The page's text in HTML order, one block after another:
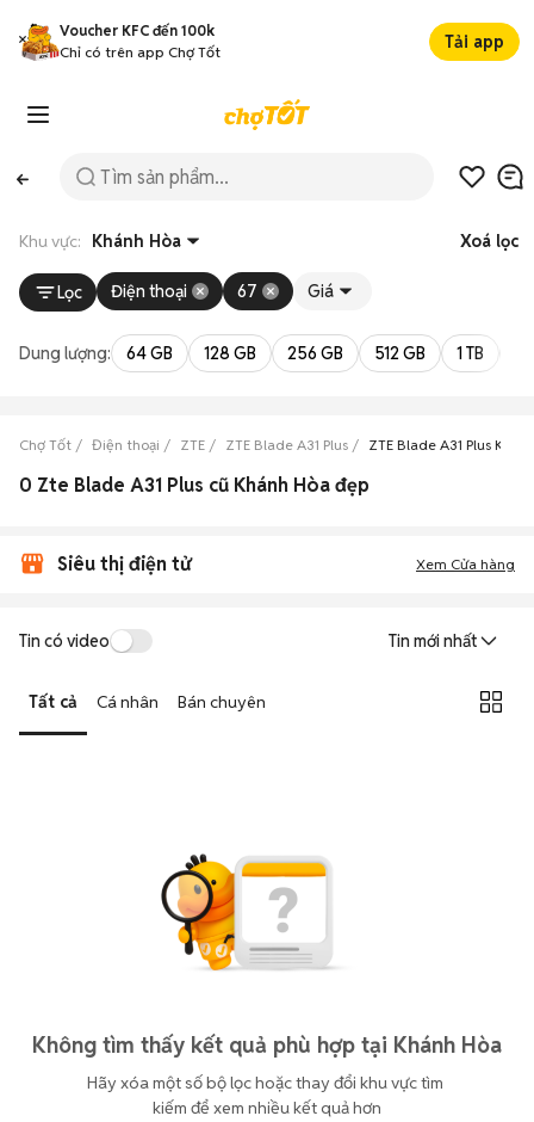
Voucher KFC đến 100k
Chỉ có trên app Chợ Tốt
Tải app
Khu vực: Khánh Hòa Xoá lọc
Lọc Điện thoại 67 Giá
Dung lượng: 64 GB 128 GB 256 GB 512 GB 1 TB
Chợ Tốt Điện thoại ZTE ZTE Blade A31 Plus ZTE Blade A31 Plus
0 Zte Blade A31 Plus cũ Khánh Hòa đẹp
Siêu thị điện tử Xem Cửa hàng
Tin có video Tin mới nhất
Tất cả Cá nhân Bán chuyên
Không tìm thấy kết quả phù hợp tại Khánh Hòa
Hãy xóa một số bộ lọc hoặc thay đổi khu vực tìm
kiếm để xem nhiều kết quả hơn